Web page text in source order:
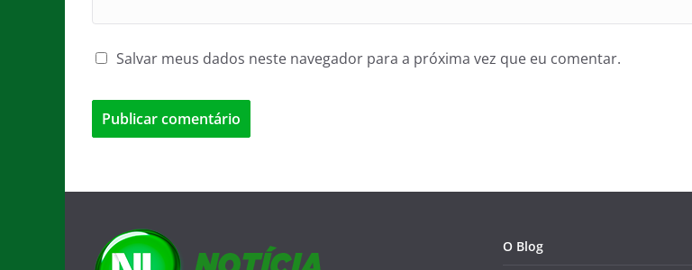
Salvar meus dados neste navegador para a próxima vez que eu comentar.
O Blog